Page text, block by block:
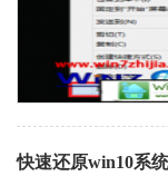
快速还原win10系